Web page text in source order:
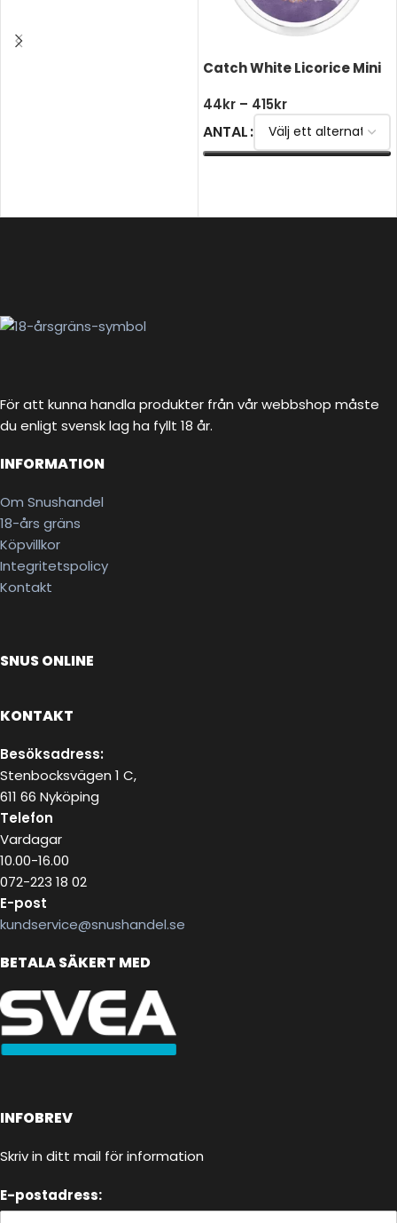
Catch White Licorice Mini
44kr – 415kr
ANTAL
För att kunna handla produkter från vår webbshop måste
du enligt svensk lag ha fyllt 18 år.
INFORMATION
Om Snushandel
18-års gräns
Köpvillkor
Integritetspolicy
Kontakt
SNUS ONLINE
KONTAKT
Besöksadress:
Stenbocksvägen 1 C,
611 66 Nyköping
Telefon
Vardagar
10.00-16.00
072-223 18 02
E-post
kundservice@snushandel.se
BETALA SÄKERT MED
INFOBREV
Skriv in ditt mail för information
E-postadress: